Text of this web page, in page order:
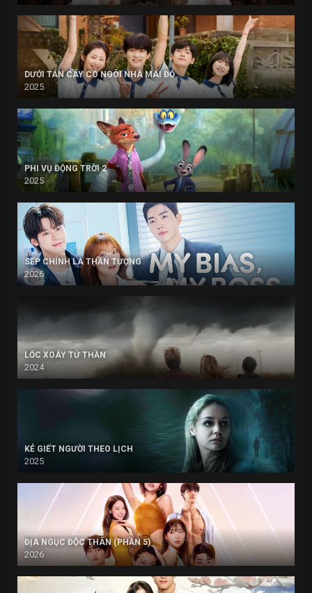
DƯỚI TÁN CÂY CÓ NGÔI NHÀ MÁI ĐỎ
2025
PHI VỤ ĐỘNG TRỜI 2
2025
SẾP CHÍNH LÀ THẦN TƯỢNG
2026
LỐC XOÁY TỬ THẦN
2024
KẺ GIẾT NGƯỜI THEO LỊCH
2025
ĐỊA NGỤC ĐỘC THÂN (PHẦN 5)
2026